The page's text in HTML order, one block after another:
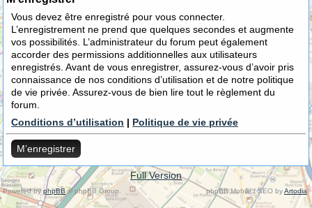
Vous devez être enregistré pour vous connecter.
L’enregistrement ne prend que quelques secondes et augmente
vos possibilités. L’administrateur du forum peut également
accorder des permissions additionnelles aux utilisateurs
enregistrés. Avant de vous enregistrer, assurez-vous d’avoir pris
connaissance de nos conditions d’utilisation et de notre politique
de vie privée. Assurez-vous de bien lire tout le règlement du
forum.
Conditions d’utilisation | Politique de vie privée
M’enregistrer
Full Version
Powered byphpBB© phpBB Group. phpBB Mobile / SEO byArtodia.